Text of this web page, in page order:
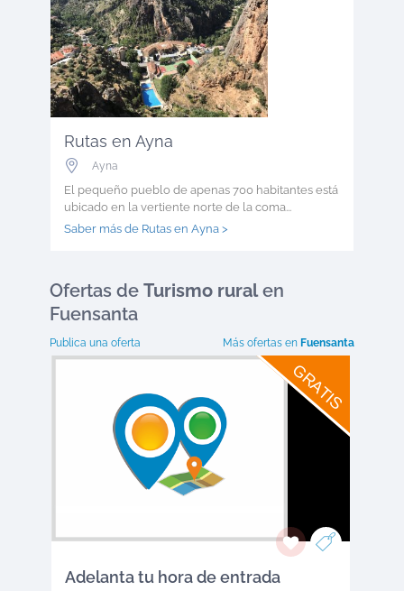
Rutas en Ayna
Ayna
El pequeño pueblo de apenas 700 habitantes está
ubicado en la vertiente norte de la coma...
Saber más de Rutas en Ayna >
Ofertas de Turismo ruralen
Fuensanta
Publica una oferta Más ofertas en Fuensanta
GRATIS
Adelanta tu hora de entrada